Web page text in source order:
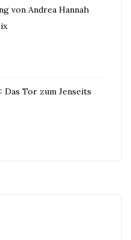
von Andrea Hannah
Das Tor zum Jenseits